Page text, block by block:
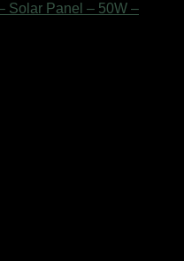
Solar Panel – 50W –